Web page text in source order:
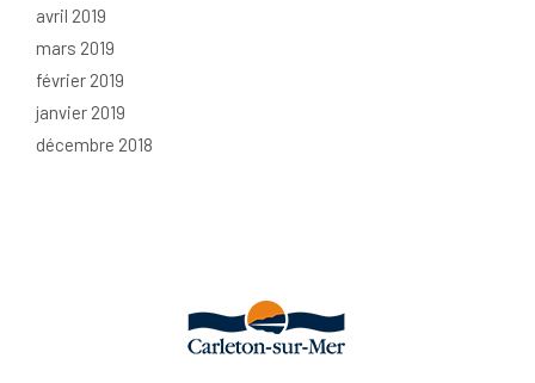
avril 2019
mars 2019
février 2019
janvier 2019
décembre 2018